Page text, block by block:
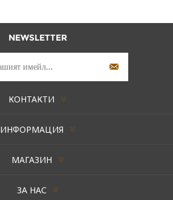
NEWSLETTER
КОНТАКТИ
ИНФОРМАЦИЯ
МАГАЗИН
ЗА НАС